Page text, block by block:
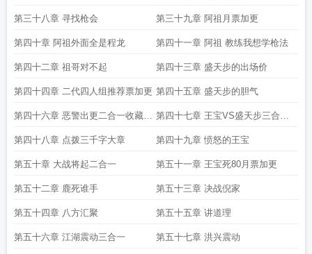
第三十八章 寻找枪会 第三十九章 阿祖月票加更
第四十章 阿祖外面全是程龙 第四十一章 阿祖 教练我想学枪法
第四十二章 祖哥对不起 第四十三章 盛天步的出场价
第四十四章 二代四人组推荐票加更 第四十五章 盛天步的胆气
第四十六章 恶警出更二合一收藏两
千加更
第四十七章 王宝VS盛天步三合一
为投资一百加更
第四十八章 点拨三千字大章 第四十九章 愤怒的王宝
第五十章 大战将起二合一 第五十一章 王宝死80月票加更
第五十二章 鹿死谁手 第五十三章 决战倪家
第五十四章 八方汇聚 第五十五章 讲道理
第五十六章 江湖震动三合一 第五十七章 洪兴震动